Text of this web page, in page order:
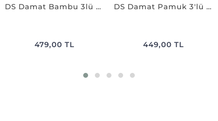
DS Damat Bambu 3lü Çorap Set SİYAH
479,00 TL
DS Damat Pamuk 3'lü Çorap Set SİYAH
449,00 TL